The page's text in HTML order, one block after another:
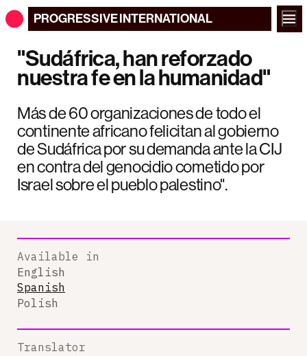
PROGRESSIVEINTERNATIONAL
"Sudáfrica, han reforzado
nuestra fe en la humanidad"
Más de 60 organizaciones de todo el
continente africano felicitan al gobierno
de Sudáfrica por su demanda ante la CIJ
en contra del genocidio cometido por
Israel sobre el pueblo palestino".
Available in
English
Spanish
Polish
Translator